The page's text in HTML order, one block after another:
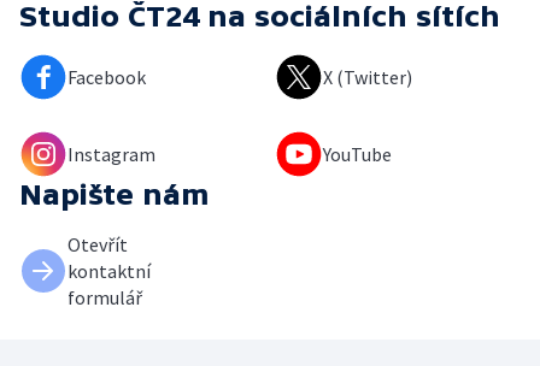
Studio ČT24 na sociálních sítích
Facebook X (Twitter)
Instagram YouTube
Napište nám
Otevřít
kontaktní
formulář